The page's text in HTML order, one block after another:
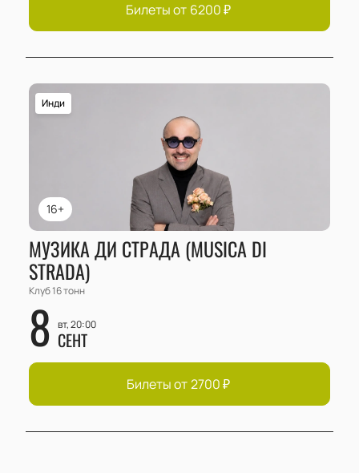
Билеты от 6200₽
16+
Инди
МУЗИКА ДИ СТРАДА (MUSICA DI
STRADA)
Клуб 16 тонн
8 вт, 20:00
СЕНТ
Билеты от 2700₽